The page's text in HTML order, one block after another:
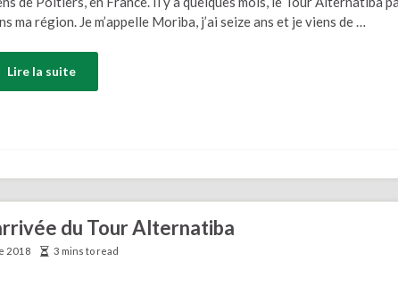
ma région. Je m’appelle Moriba, j’ai seize ans et je viens de …
Lire la suite
du Tour Alternatiba
2018 3 mins to read